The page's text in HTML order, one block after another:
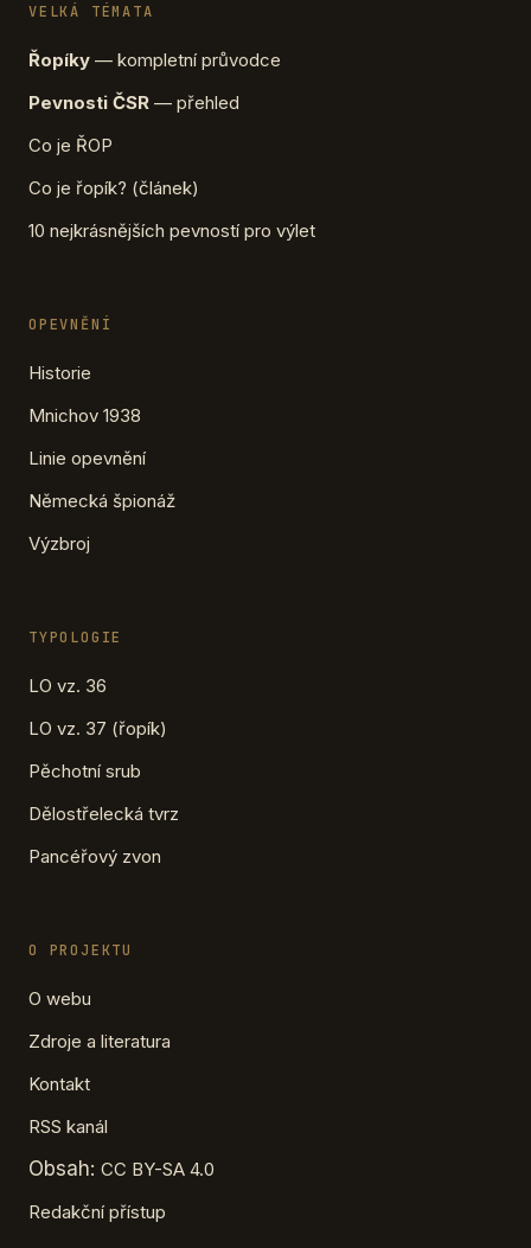
VELKÁ TÉMATA
Řopíky — kompletní průvodce
Pevnosti ČSR — přehled
Co je ŘOP
Co je řopík? (článek)
10 nejkrásnějších pevností pro výlet
OPEVNĚNÍ
Historie
Mnichov 1938
Linie opevnění
Německá špionáž
Výzbroj
TYPOLOGIE
LO vz. 36
LO vz. 37 (řopík)
Pěchotní srub
Dělostřelecká tvrz
Pancéřový zvon
O PROJEKTU
O webu
Zdroje a literatura
Kontakt
RSS kanál
Obsah: CC BY-SA 4.0
Redakční přístup